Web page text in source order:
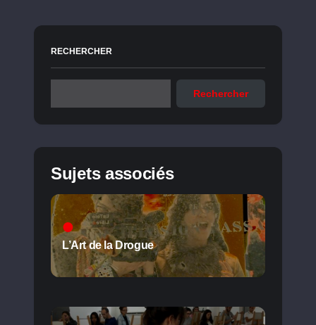
RECHERCHER
Rechercher
Sujets associés
L’Art de la Drogue